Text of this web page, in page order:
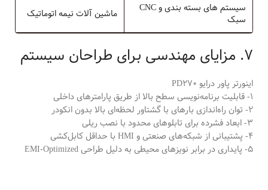
سيستم هاى بسته بندى و CNC
سبک
ماشين آلات نيمه اتوماتيک
7. مزایای مهندسی برای طراحان سیستم
اینورتر پاور درایو PD270
1- قابلیت برنامه‌نویسی سطح بالا از طریق پارامترهای داخلی
2- توان راه‌اندازی بارهای با گشتاور لحظه‌ای بالا بدون انکودر
3- ابعاد فشرده برای تابلوهای محدود با نصب ریلی
4- پشتیبانی از شبکه‌های صنعتی و HMI با حداقل کابل‌کشی
5- پایداری در برابر نویزهای محیطی به دلیل طراحی EMI-Optimized